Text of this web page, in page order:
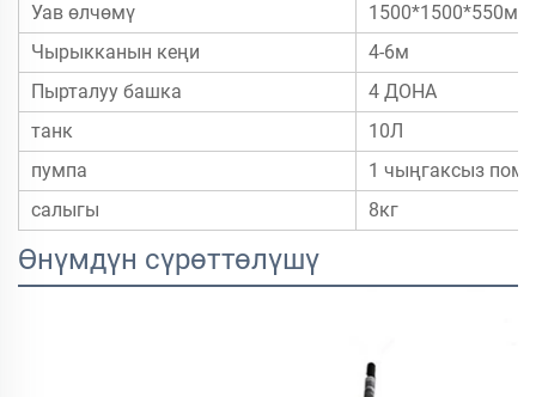
Уав өлчөмү
1500*1500*550мм
Чырыкканын кеңи
4-6м
Пырталуу башка
4 ДОНА
танк
10Л
пумпа
1 чыңгаксыз
салыгы
8кг
Өнүмдүн сүрөттөлүшү